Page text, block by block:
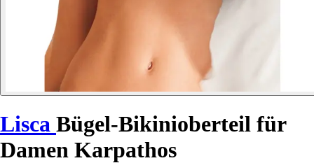
Lisca Bügel-Bikinioberteil für
Damen Karpathos